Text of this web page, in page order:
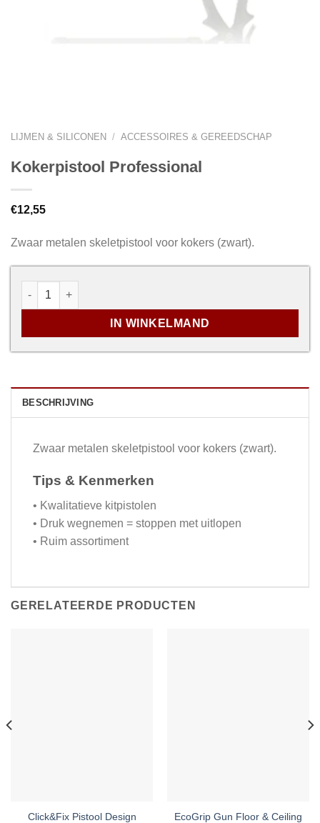
LIJMEN & SILICONEN / ACCESSOIRES & GEREEDSCHAP
Kokerpistool Professional
€12,55
Zwaar metalen skeletpistool voor kokers (zwart).
Kokerpistool Professional aantal
IN WINKELMAND
BESCHRIJVING
Zwaar metalen skeletpistool voor kokers (zwart).
Tips & Kenmerken
• Kwalitatieve kitpistolen
• Druk wegnemen = stoppen met uitlopen
• Ruim assortiment
GERELATEERDE PRODUCTEN
Click&Fix Pistool Design EcoGrip Gun Floor & Ceiling